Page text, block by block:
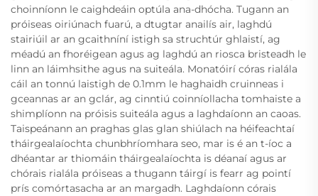
choinníonn le caighdeáin optúla ana-dhócha. Tugann an
próiseas oiriúnach fuarú, a dtugtar anailís air, laghdú
stairiúil ar an gcaithníní istigh sa struchtúr ghlaistí, ag
méadú an fhoréigean agus ag laghdú an riosca bristeadh le
linn an láimhsithe agus na suiteála. Monatóirí córas rialála
cáil an tonnú laistigh de 0.1mm le haghaidh cruinneas i
gceannas ar an gclár, ag cinntiú coinníollacha tomhaiste a
shimplíonn na próisis suiteála agus a laghdaíonn an caoas.
Taispeánann an praghas glas glan shiúlach na héifeachtaí
tháirgealaíochta chunbhríomhara seo, mar is é an t-íoc a
dhéantar ar thiomáin tháirgealaíochta is déanaí agus ar
chórais rialála próiseas a thugann táirgí is fearr ag pointí
prís comórtasacha ar an margadh. Laghdaíonn córais